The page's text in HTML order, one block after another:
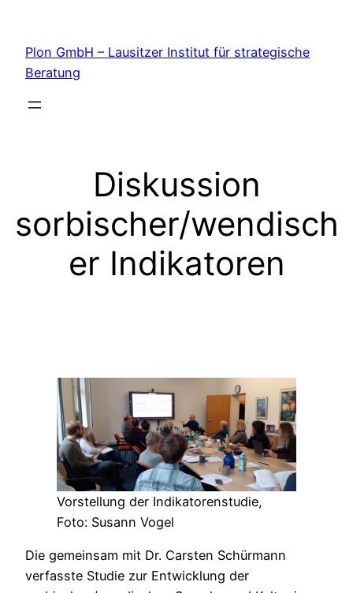
springen
Plon GmbH – Lausitzer Institut für strategische
Beratung
Diskussion
sorbischer/wendisch
er Indikatoren
Vorstellung der Indikatorenstudie,
Foto: Susann Vogel
Die gemeinsam mit Dr. Carsten Schürmann
verfasste Studie zur Entwicklung der